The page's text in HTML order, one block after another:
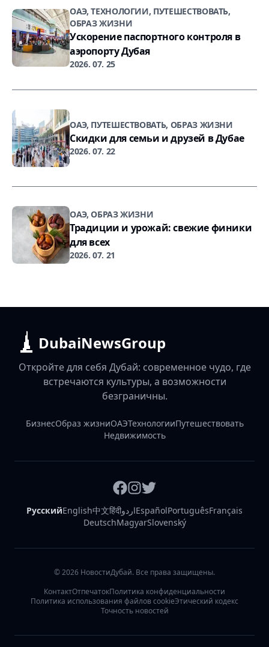
ОАЭ, ТЕХНОЛОГИИ, ПУТЕШЕСТВОВАТЬ,
ОБРАЗ ЖИЗНИ
Ускорение паспортного контроля в
аэропорту Дубая
2026. 07. 25
ОАЭ, ПУТЕШЕСТВОВАТЬ, ОБРАЗ ЖИЗНИ
Скидки для семьи и друзей в Дубае
2026. 07. 22
ОАЭ, ОБРАЗ ЖИЗНИ
Традиции и урожай: свежие финики
для всех
2026. 07. 21
DubaiNewsGroup
Откройте для себя Дубай: современное чудо, где
встречаются культуры, а возможности
безграничны.
БизнесОбраз жизниОАЭТехнологииПутешествовать
Недвижимость
РусскийEnglish中文हिंदीاردوEspañolPortuguêsFrançais
DeutschMagyarSlovenský
©2026 НовостиДубай. Все права защищены.
КонтактОтпечатокПолитика конфиденциальности
Политика использования файлов cookieЭтический кодекс
Точность новостей